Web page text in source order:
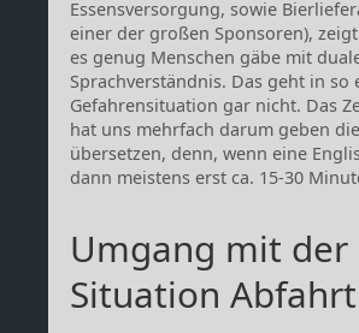
Essensversorgung, sowie
einer der großen Sponsoren),
es genug Menschen gäbe mit
Sprachverständnis. Das geht in so
Gefahrensituation gar nicht. Das
hat uns mehrfach darum geben
übersetzen, denn, wenn eine
dann meistens erst ca. 15-30
Umgang mit der
Situation Abfahrt